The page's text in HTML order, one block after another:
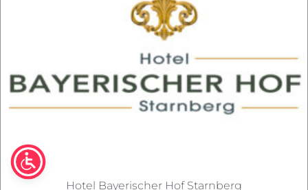
Hotel Bayerischer Hof Starnberg